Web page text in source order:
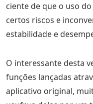
ciente de que o uso
certos riscos e
estabilidade e
O interessante desta
funções lançadas
aplicativo original,